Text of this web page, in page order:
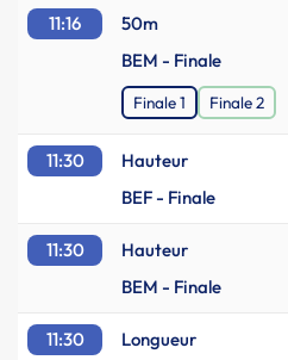
11:16 50m
BEM - Finale
Finale 1 Finale 2
11:30 Hauteur
BEF - Finale
11:30 Hauteur
BEM - Finale
11:30 Longueur